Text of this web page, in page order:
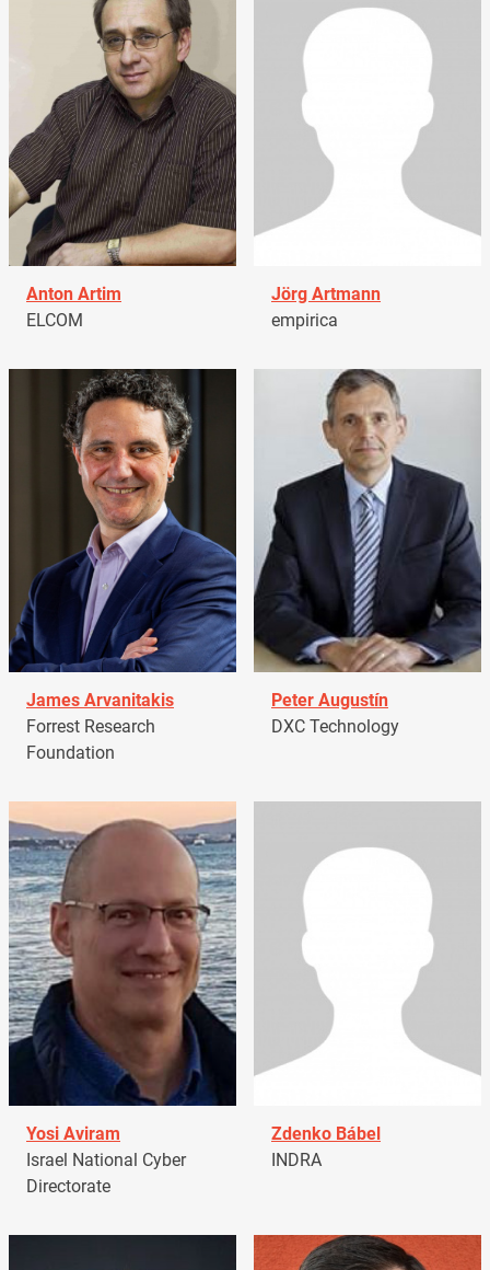
Anton Artim
ELCOM
Jörg Artmann
empirica
James Arvanitakis
Forrest Research
Foundation
Peter Augustín
DXC Technology
Yosi Aviram
Israel National Cyber
Directorate
Zdenko Bábel
INDRA